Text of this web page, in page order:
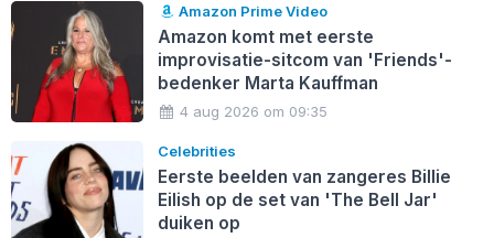
Amazon Prime Video
Amazon komt met eerste
improvisatie-sitcom van 'Friends'-
bedenker Marta Kauffman
4 aug 2026 om 09:35
Celebrities
Eerste beelden van zangeres Billie
Eilish op de set van 'The Bell Jar'
duiken op